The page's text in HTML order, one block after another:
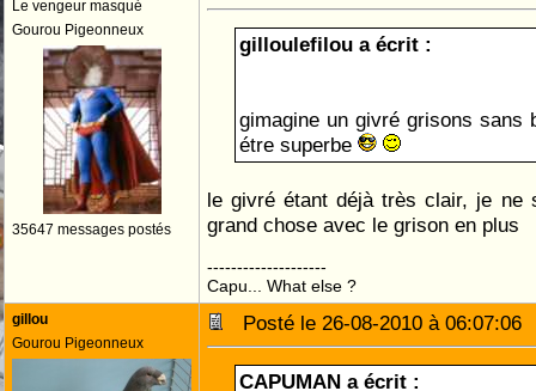
Le vengeur masqué
Gourou Pigeonneux
35647 messages postés
gilloulefilou a écrit :
gimagine un givré grisons sans
étre superbe
le givré étant déjà très clair, je ne
grand chose avec le grison en plus
--------------------
Capu... What else ?
gillou
Gourou Pigeonneux
Posté le 26-08-2010 à
CAPUMAN a écrit :